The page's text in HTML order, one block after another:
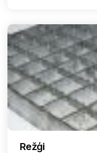
Režģi